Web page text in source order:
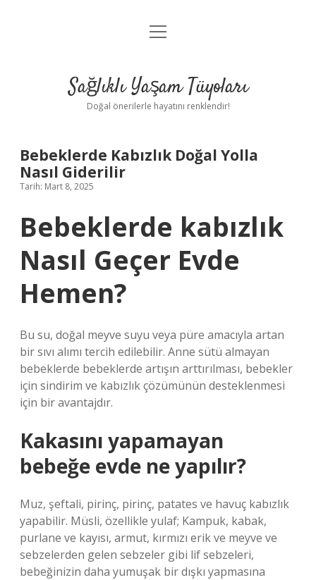
Anasayfa
Yasal Uyarı
menüyü
Sağlıklı Yaşam Tüyoları
Doğal önerilerle hayatını renklendir!
Bebeklerde Kabızlık Doğal Yolla
Nasıl Giderilir
Tarih: Mart 8, 2025
Bebeklerde kabızlık
Nasıl Geçer Evde
Hemen?
Bu su, doğal meyve suyu veya püre amacıyla artan
bir sıvı alımı tercih edilebilir. Anne sütü almayan
bebeklerde bebeklerde artışın arttırılması, bebekler
için sindirim ve kabızlık çözümünün desteklenmesi
için bir avantajdır.
Kakasını yapamayan
bebeğe evde ne yapılır?
Muz, şeftali, pirinç, pirinç, patates ve havuç kabızlık
yapabilir. Müsli, özellikle yulaf; Kampuk, kabak,
purlane ve kayısı, armut, kırmızı erik ve meyve ve
sebzelerden gelen sebzeler gibi lif sebzeleri,
bebeğinizin daha yumuşak bir dışkı yapmasına